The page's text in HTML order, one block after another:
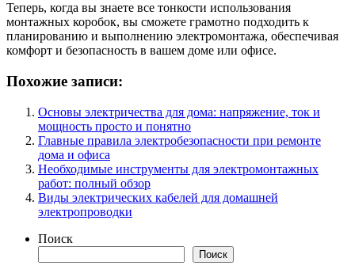
Теперь, когда вы знаете все тонкости использования
монтажных коробок, вы сможете грамотно подходить к
планированию и выполнению электромонтажа, обеспечивая
комфорт и безопасность в вашем доме или офисе.
Похожие записи:
Основы электричества для дома: напряжение, ток и
мощность просто и понятно
Главные правила электробезопасности при ремонте
дома и офиса
Необходимые инструменты для электромонтажных
работ: полный обзор
Виды электрических кабелей для домашней
электропроводки
Поиск
Поиск